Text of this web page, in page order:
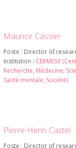
Maurice Cassier
Poste : Director of
Institution : CERMES3
Recherche, Médecine,
Santé mentale, Société)
Pierre-Henri Castel
Poste : Director of